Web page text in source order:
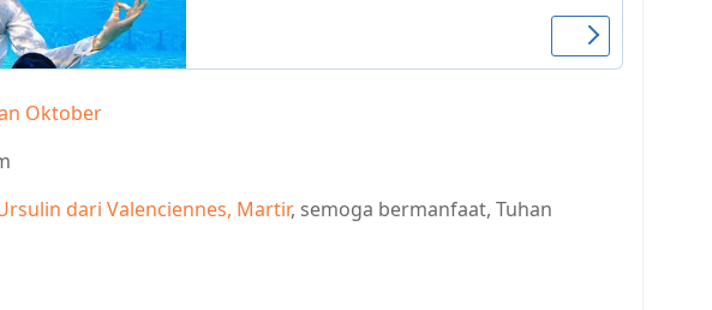
Oktober
dari Valenciennes, Martir, semoga bermanfaat, Tuhan